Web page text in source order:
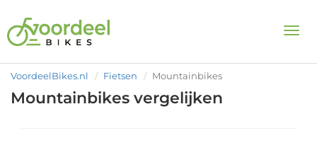
VoordeelBikes.nl Fietsen Mountainbikes
Mountainbikes vergelijken